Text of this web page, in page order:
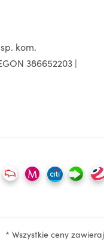
kom.
386652203 |
* Wszystkie ceny